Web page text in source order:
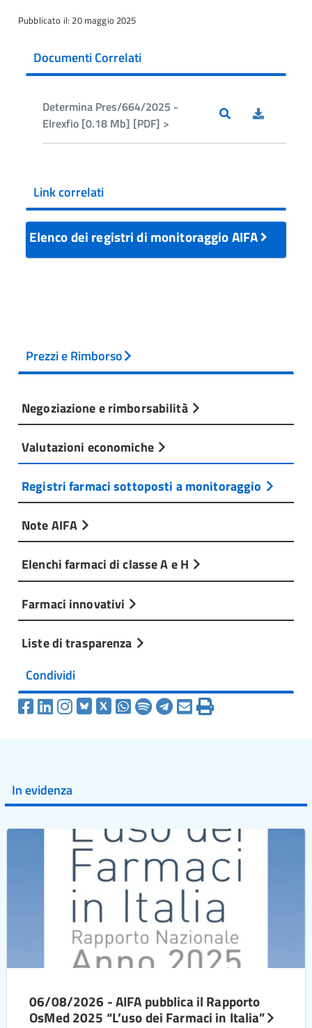
Pubblicato il: 20 maggio 2025
Documenti Correlati
Determina Pres/664/2025 -
Elrexfio [0.18 Mb] [PDF] >
Link correlati
Elenco dei registri di monitoraggio AIFA
Prezzi e Rimborso
Negoziazione e rimborsabilità
Valutazioni economiche
Registri farmaci sottoposti a monitoraggio
Note AIFA
Elenchi farmaci di classe A e H
Farmaci innovativi
Liste di trasparenza
Condividi
In evidenza
06/08/2026 - AIFA pubblica il Rapporto
OsMed 2025 “L’uso dei Farmaci in Italia”